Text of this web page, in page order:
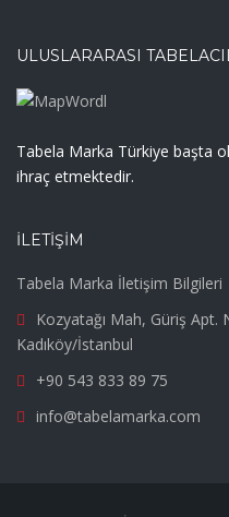
ULUSLARARASI
Tabela Marka Türkiye başta
ihraç etmektedir.
İLETIŞIM
Tabela Marka İletişim Bilgileri
Kozyatağı Mah, Güriş Apt.
Kadıköy/İstanbul
+90 543 833 89 75
info@tabelamarka.com